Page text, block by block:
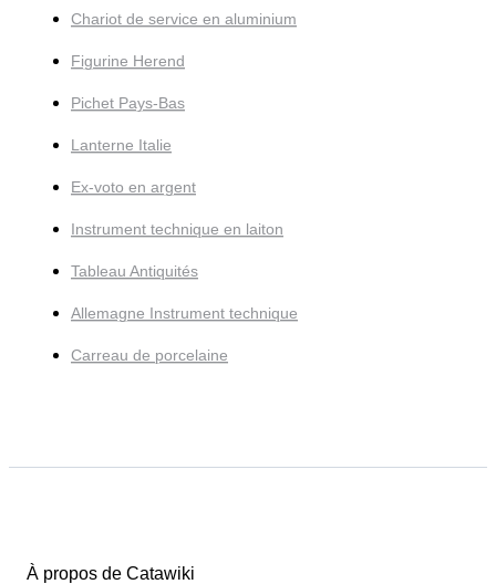
Chariot de service en aluminium
Figurine Herend
Pichet Pays-Bas
Lanterne Italie
Ex-voto en argent
Instrument technique en laiton
Tableau Antiquités
Allemagne Instrument technique
Carreau de porcelaine
À propos de Catawiki